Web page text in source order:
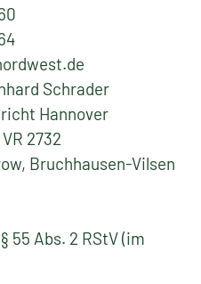
Schrader
Hannover
2732
Bruchhausen-Vilsen
55 Abs. 2 RStV (im